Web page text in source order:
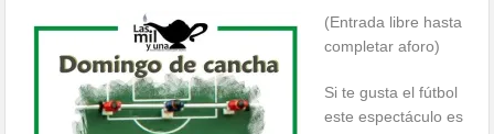
(Entrada libre hasta
completar aforo)
Si te gusta el fútbol
este espectáculo es